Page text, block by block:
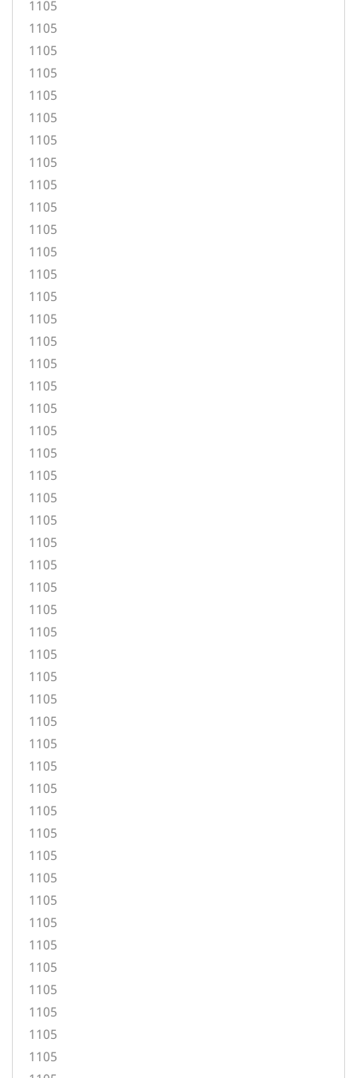
1105
1105
1105
1105
1105
1105
1105
1105
1105
1105
1105
1105
1105
1105
1105
1105
1105
1105
1105
1105
1105
1105
1105
1105
1105
1105
1105
1105
1105
1105
1105
1105
1105
1105
1105
1105
1105
1105
1105
1105
1105
1105
1105
1105
1105
1105
1105
1105